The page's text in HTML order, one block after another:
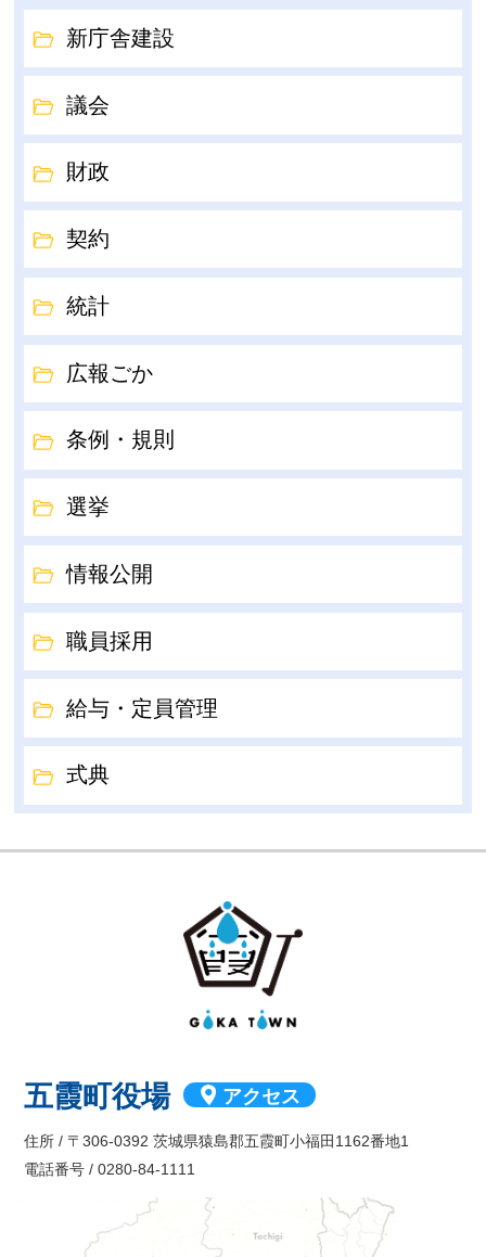
新庁舎建設
議会
財政
契約
統計
広報ごか
条例・規則
選挙
情報公開
職員採用
給与・定員管理
式典
五霞町役場 アクセス
住所 / 〒306-0392 茨城県猿島郡五霞町小福田1162番地1
電話番号 / 0280-84-1111